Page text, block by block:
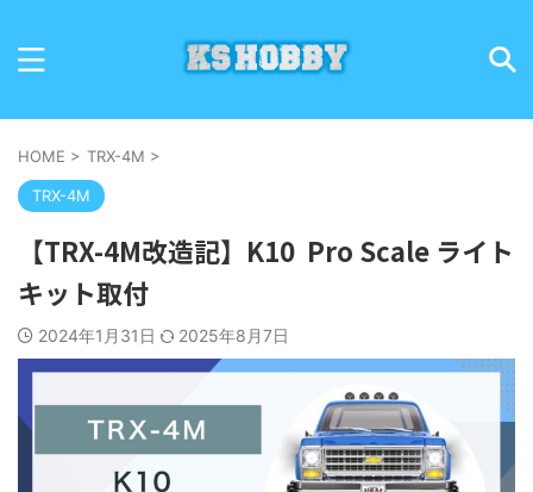
HOME > TRX-4M >
TRX-4M
【TRX-4M改造記】K10 Pro Scale ライト
キット取付
2024年1月31日 2025年8月7日